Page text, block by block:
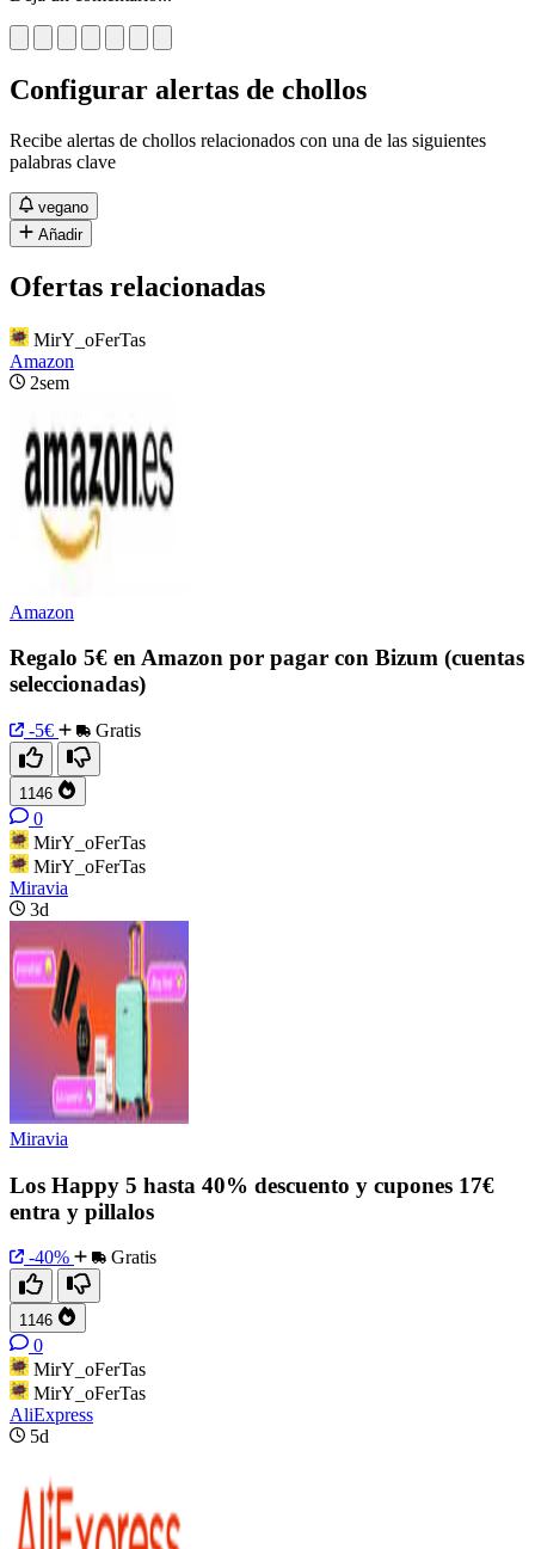
Configurar alertas de chollos
Recibe alertas de chollos relacionados con una de las siguientes
palabras clave
vegano
Añadir
Ofertas relacionadas
MirY_oFerTas
Amazon
2sem
Amazon
Regalo 5€ en Amazon por pagar con Bizum (cuentas
seleccionadas)
-5€ Gratis
1146
0
MirY_oFerTas
MirY_oFerTas
Miravia
3d
Miravia
Los Happy 5 hasta 40% descuento y cupones 17€
entra y pillalos
-40% Gratis
1146
0
MirY_oFerTas
MirY_oFerTas
AliExpress
5d